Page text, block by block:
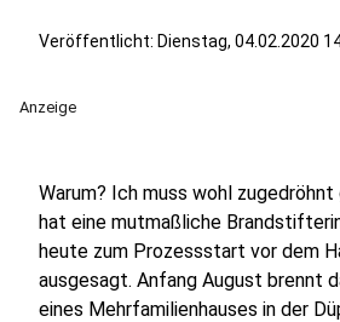
Veröffentlicht: Dienstag, 04.02.2020
Anzeige
Warum? Ich muss wohl zugedröhnt
hat eine mutmaßliche
heute zum Prozessstart vor dem
ausgesagt. Anfang August brennt
eines Mehrfamilienhauses in der